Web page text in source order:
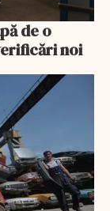
de o
noi